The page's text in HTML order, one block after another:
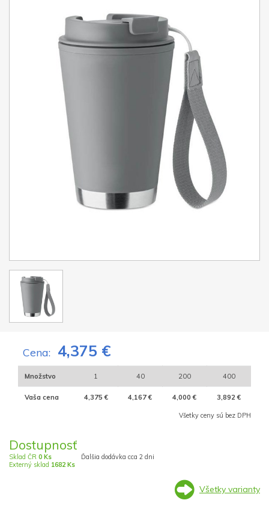
Cena: 4,375 €
Množstvo 1 40 200 400
Vaša cena 4,375 € 4,167 € 4,000 € 3,892 €
Všetky ceny sú bez DPH
Dostupnosť
Sklad ČR 0 Ks
Externý sklad 1682 Ks
Ďalšia dodávka cca 2 dni
Všetky varianty